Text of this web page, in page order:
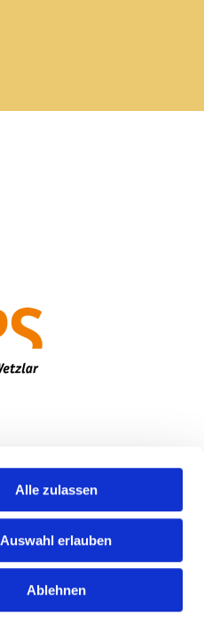
Alle zulassen
Auswahl erlauben
Ablehnen